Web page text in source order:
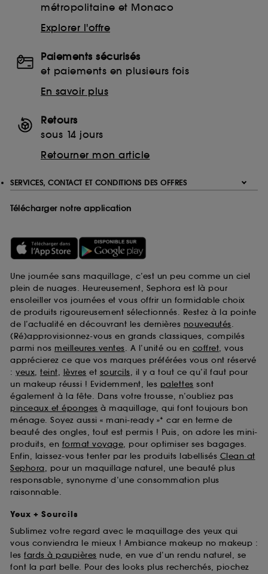
métropolitaine et Monaco
Explorer l'offre
Paiements sécurisés
et paiements en plusieurs fois
En savoir plus
Retours
sous 14 jours
Retourner mon article
SERVICES, CONTACT ET CONDITIONS DES OFFRES
Télécharger notre application
Une journée sans maquillage, c’est un peu comme un ciel
plein de nuages. Heureusement, Sephora est là pour
ensoleiller vos journées et vous offrir un formidable choix
de produits rigoureusement sélectionnés. Restez à la pointe
de l’actualité en découvrant les dernières nouveautés.
(Ré)approvisionnez-vous en grands classiques, compilés
parmi nos meilleures ventes. A l’unité ou en coffret, vous
apprécierez ce que vos marques préférées vous ont réservé
: yeux, teint, lèvres et sourcils, il y a tout ce qu’il faut pour
un makeup réussi ! Evidemment, les palettes sont
également à la fête. Dans votre trousse, n’oubliez pas
pinceaux et éponges à maquillage, qui font toujours bon
ménage. Soyez aussi « mani-ready »* car en terme de
beauté des ongles, tout est permis ! Puis, on adore les mini-
produits, en format voyage, pour optimiser ses bagages.
Enfin, laissez-vous tenter par les produits labellisés Clean at
Sephora, pour un maquillage naturel, une beauté plus
responsable, synonyme d’une consommation plus
raisonnable.
Yeux + Sourcils
Sublimez votre regard avec le maquillage des yeux qui
vous conviendra le mieux ! Ambiance makeup no makeup :
les fards à paupières nude, en vue d’un rendu naturel, se
font la part belle. Pour des looks plus recherchés, piochez